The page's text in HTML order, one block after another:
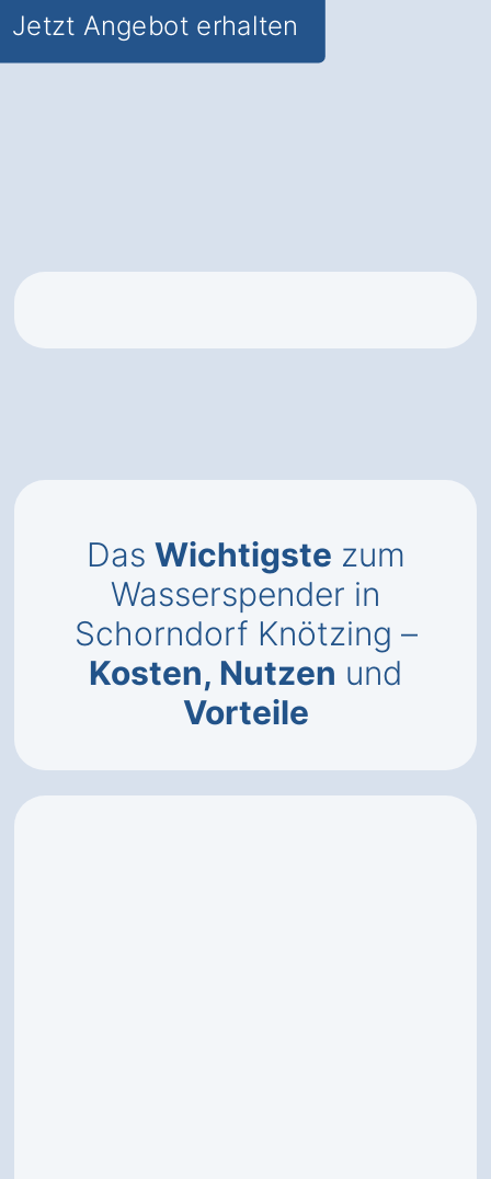
Jetzt Angebot erhalten
Das Wichtigste zum
Wasserspender in
Schorndorf Knötzing –
Kosten, Nutzen und
Vorteile